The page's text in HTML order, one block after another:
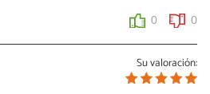
0 0
Su valoración: